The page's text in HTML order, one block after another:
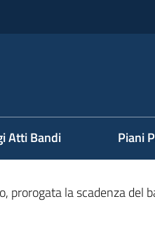
Atti Bandi Piani
prorogata la scadenza del